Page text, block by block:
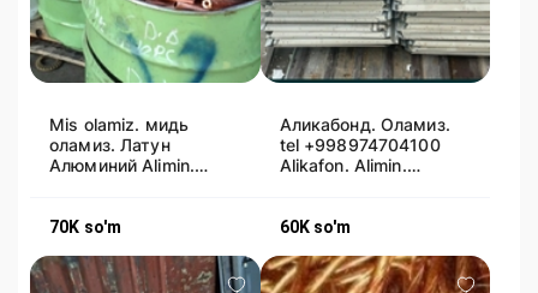
Mis olamiz. мидь
оламиз. Латун
Алюминий Alimin.
70K so'm
Аликабонд. Оламиз.
tel +998974704100
Alikafon. Alimin.
60K so'm